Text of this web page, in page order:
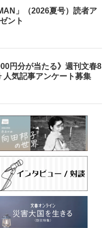
」（2026夏号）読者ア
ント
円分が当たる》週刊文春8
人気記事アンケート募集